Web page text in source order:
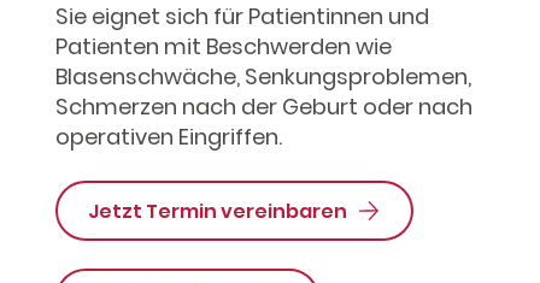
Sie eignet sich für Patientinnen und
Patienten mit Beschwerden wie
Blasenschwäche, Senkungsproblemen,
Schmerzen nach der Geburt oder nach
operativen Eingriffen.
Jetzt Termin vereinbaren